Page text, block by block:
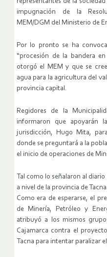
impugnación de la
MEM/DGM del Ministerio de
Por lo pronto se ha
“procesión de la bandera
otorgó el MEM y que se
agua para la agricultura del
provincia capital.
Regidores de la
informaron que apoyarán
jurisdicción, Hugo Mita,
donde se preguntará a la
el inicio de operaciones de
Tal como lo señalaron al
a nivel de la provincia de Tacna.
Como era de esperarse, el
de Minería, Petróleo y
atribuyó a los mismos
Cajamarca contra el
Tacna para intentar paralizar